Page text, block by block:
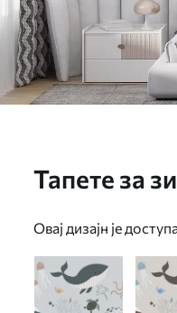
Тапете за
Овај дизајн је